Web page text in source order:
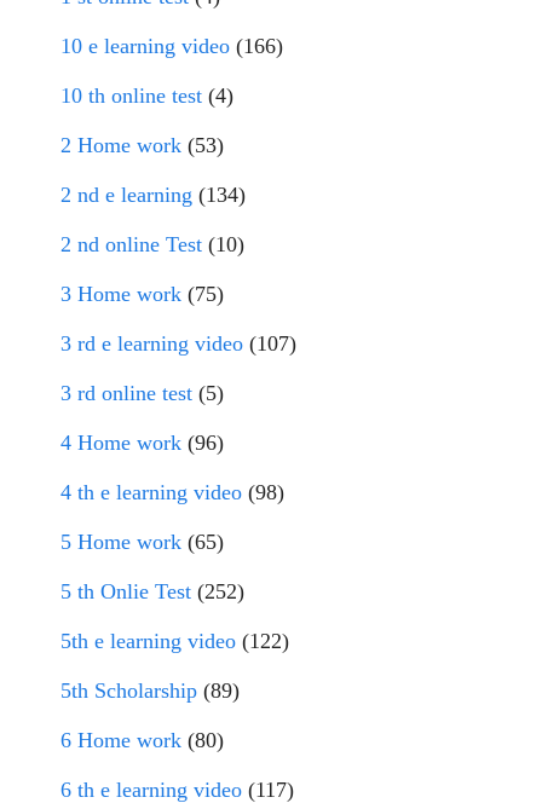
10 e learning video (166)
10 th online test (4)
2 Home work (53)
2 nd e learning (134)
2 nd online Test (10)
3 Home work (75)
3 rd e learning video (107)
3 rd online test (5)
4 Home work (96)
4 th e learning video (98)
5 Home work (65)
5 th Onlie Test (252)
5th e learning video (122)
5th Scholarship (89)
6 Home work (80)
6 th e learning video (117)